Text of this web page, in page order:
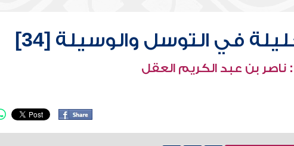
في التوسل والوسيلة [34]
ناصر بن عبد الكريم العقل